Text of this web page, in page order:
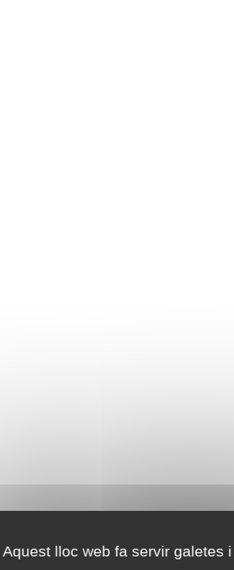
Aquest lloc web fa servir galetes